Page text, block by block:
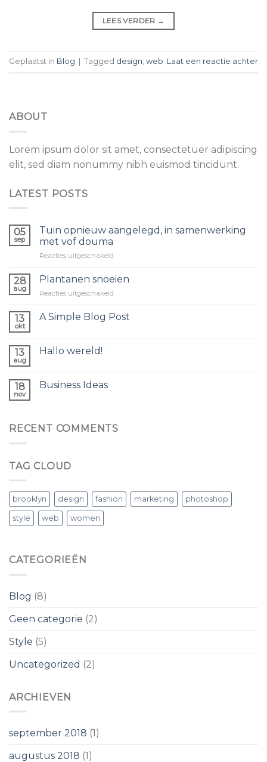
LEES VERDER →
Geplaatst in Blog Tagged design, web Laat een reactie achter
ABOUT
Lorem ipsum dolor sit amet, consectetuer adipiscing
elit, sed diam nonummy nibh euismod tincidunt.
LATEST POSTS
05
sep
Tuin opnieuw aangelegd, in samenwerking
met vof douma
Reacties uitgeschakeld
opnieuw
met
28
aug
Plantanen snoeien
Reacties uitgeschakeld
snoeien
13
okt
A Simple Blog Post
13
aug
Hallo wereld!
18
nov
Business Ideas
RECENT COMMENTS
TAG CLOUD
brooklyn design fashion marketing photoshop
style web women
CATEGORIEËN
Blog (8)
Geen categorie (2)
Style (5)
Uncategorized (2)
ARCHIEVEN
september 2018 (1)
augustus 2018 (1)